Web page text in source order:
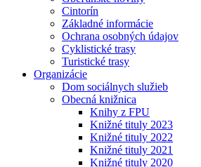
Cintorín
Základné informácie
Ochrana osobných údajov
Cyklistické trasy
Turistické trasy
Organizácie
Dom sociálnych služieb
Obecná knižnica
Knihy z FPU
Knižné tituly 2023
Knižné tituly 2022
Knižné tituly 2021
Knižné tituly 2020